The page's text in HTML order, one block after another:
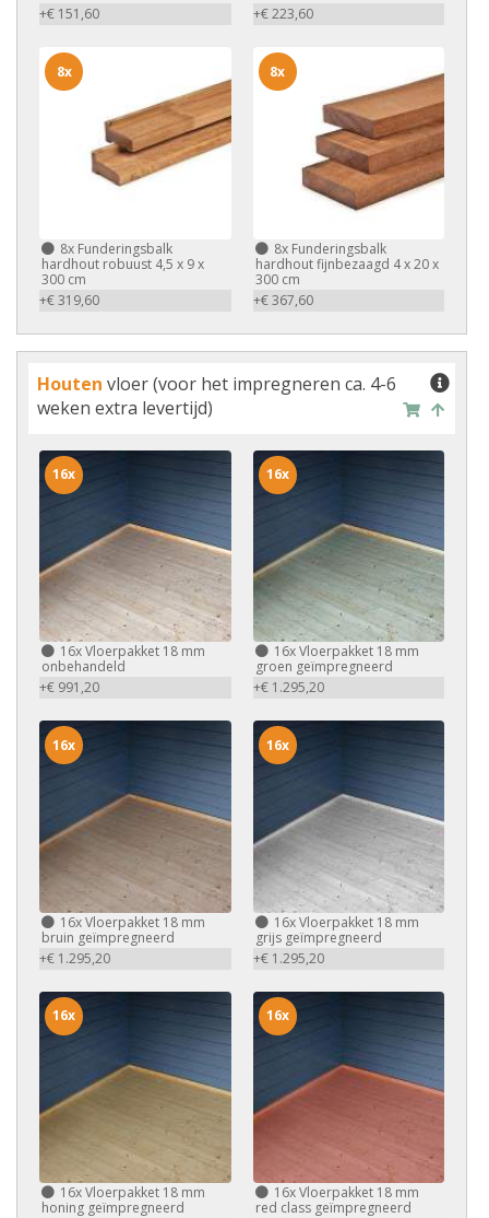
+€ 151,60
+€ 223,60
8x Funderingsbalk
hardhout robuust 4,5 x 9 x
300 cm
+€ 319,60
8x
8xFunderingsbalk
hardhout fijnbezaagd 4 x 20 x
300 cm
+€ 367,60
8x
Houten vloer (voor het impregneren ca. 4-6
weken extra levertijd)
16xVloerpakket 18 mm
onbehandeld
+€ 991,20
16x
16xVloerpakket 18 mm
groen geïmpregneerd
+€ 1.295,20
16x
16xVloerpakket 18 mm
bruin geïmpregneerd
+€ 1.295,20
16x
16xVloerpakket 18 mm
grijs geïmpregneerd
+€ 1.295,20
16x
16xVloerpakket 18 mm
honing geïmpregneerd
16x
16xVloerpakket 18 mm
red class geïmpregneerd
16x